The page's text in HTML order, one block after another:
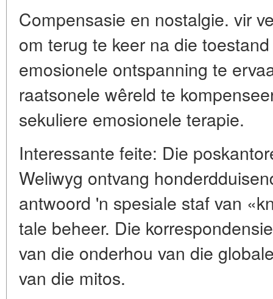
Compensasie en nostalgie. vir
om terug te keer na die
emosionele ontspanning te
raatsonele wêreld te
sekuliere emosionele terapie.
Interessante feite: Die
Weliwyg ontvang
antwoord 'n spesiale staf van
tale beheer. Die
van die onderhou van die
van die mitos.